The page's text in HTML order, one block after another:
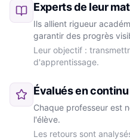
Experts de leur
Ils allient rigueur
garantir des progrès
Leur objectif :
d'apprentissage.
Évalués en continu
Chaque professeur est
l'élève.
Les retours sont